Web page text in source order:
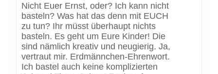
Nicht Euer Ernst, oder? Ich kann nicht
basteln? Was hat das denn mit EUCH
zu tun? Ihr müsst überhaupt nichts
basteln. Es geht um Eure Kinder! Die
sind nämlich kreativ und neugierig. Ja,
vertraut mir. Erdmännchen-Ehrenwort.
Ich bastel auch keine komplizierten